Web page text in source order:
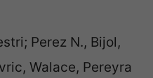
Perez N., Bijol,
Walace, Pereyra